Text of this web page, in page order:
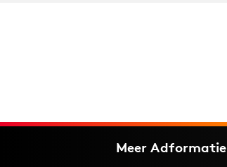
Meer Adformatie